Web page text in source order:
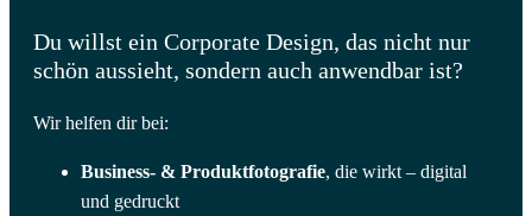
Du willst ein Corporate Design, das nicht nur
schön aussieht, sondern auch anwendbar ist?
Wir helfen dir bei:
Business- & Produktfotografie, die wirkt – digital
und gedruckt